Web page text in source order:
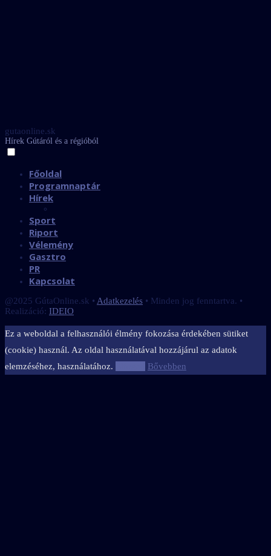
gutaonline.sk
Hírek Gútáról és a régióból
Főoldal
Programnaptár
Hírek
Sport
Riport
Vélemény
Gasztro
PR
Kapcsolat
@2025 GútaOnline.sk • Adatkezelés • Minden jog fenntartva. •
Realizáció: IDEIO
Ez a weboldal a felhasználói élmény fokozása érdekében sütiket
(cookie) használ. Az oldal használatával hozzájárul az adatok
elemzéséhez, használatához.
Bővebben